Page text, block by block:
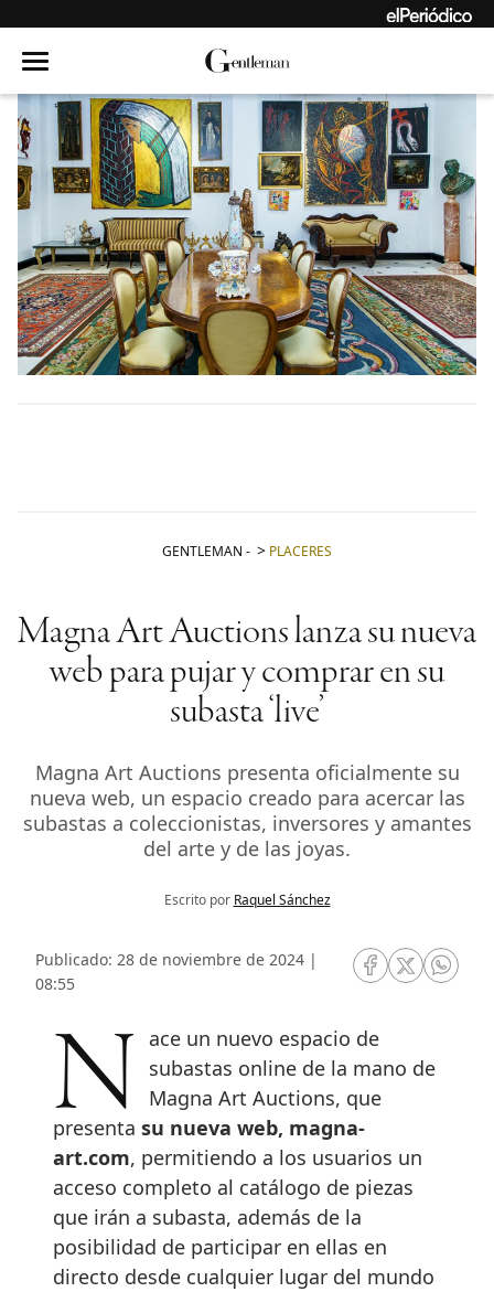
GENTLEMAN - PLACERES
Magna Art Auctions lanza su nueva
web para pujar y comprar en su
subasta ‘live’
Magna Art Auctions presenta oficialmente su
nueva web, un espacio creado para acercar las
subastas a coleccionistas, inversores y amantes
del arte y de las joyas.
Escrito por Raquel Sánchez
Publicado: 28 de noviembre de 2024 |
08:55
RRSS Facebook
RRSSRRSS
Nace un nuevo espacio de
subastas online de la mano de
Magna Art Auctions, que
presenta su nueva web, magna-
art.com, permitiendo a los usuarios un
acceso completo al catálogo de piezas
que irán a subasta, además de la
posibilidad de participar en ellas en
directo desde cualquier lugar del mundo